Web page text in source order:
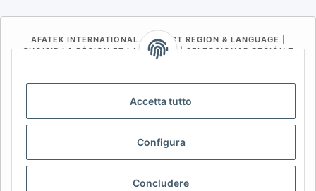
Accetta tutto
Configura
Concludere
AFATEK INTERNATIONAL – SELECT REGION & LANGUAGE |
CHOISIR LA RÉGION ET LA LANGUE | SELECCIONAR REGIÓN E
IDIOMA
ES
UK NZ USA MX PT
CZ